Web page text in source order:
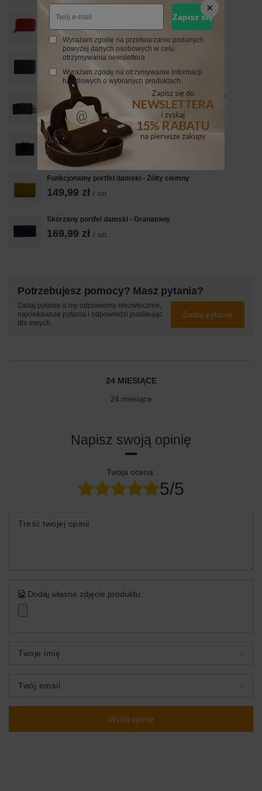
Barberini's - skórzany portfel damski - Czerwony
169,99 zł / szt.
Funkcjonalny portfel damski - Granatowy
149,99 zł / szt.
Ekskluzywny portfel z miękkiej skóry - Zielony ciemny
229,99 zł szt.
Czarny lakierowany portfel skórzany damski
139,99 zł / szt.
Funkcjonalny portfel damski - Żółty ciemny
149,99 zł / szt.
Skórzany portfel damski - Granatowy
169,99 zł / szt.
Potrzebujesz pomocy? Masz pytania?
Zadaj pytanie a my odpowiemy niezwłocznie,
najciekawsze pytania i odpowiedzi publikując
dla innych.
Zadaj pytanie
24 MIESIĄCE
24 miesiące
Napisz swoją opinię
Twoja ocena:
5/5
Treść twojej opinii
Dodaj własne zdjęcie produktu:
Twoje imię
Twój email
Wyślij opinię
Zapisz się
Wyrażam zgodę na przetwarzanie podanych
powyżej danych osobowych w celu
otrzymywania newslettera
Wyrażam zgodę na otrzymywanie informacji
handlowych o wybranych produktach.